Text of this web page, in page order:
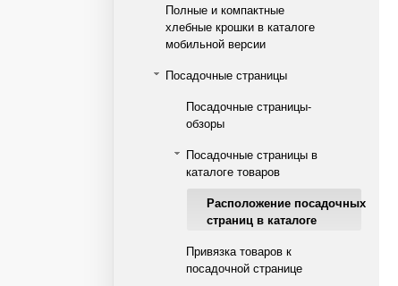
Полные и компактные
хлебные крошки в каталоге
мобильной версии
Посадочные страницы
Посадочные страницы-
обзоры
Посадочные страницы в
каталоге товаров
Расположение посадочных
страниц в каталоге
Привязка товаров к
посадочной странице